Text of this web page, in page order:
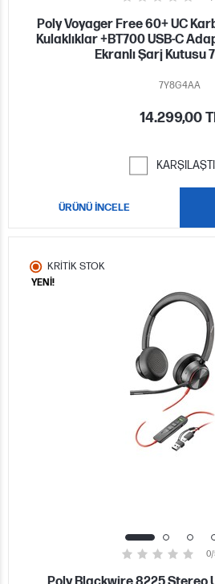
Poly Voyager Free 60+ UC
Kulaklıklar +BT700 USB-C
Ekranlı Şarj Kutusu
7Y8G4AA
14.299,00
ÜRÜNÜ İNCELE
KRİTİK STOK
YENİ!
0/